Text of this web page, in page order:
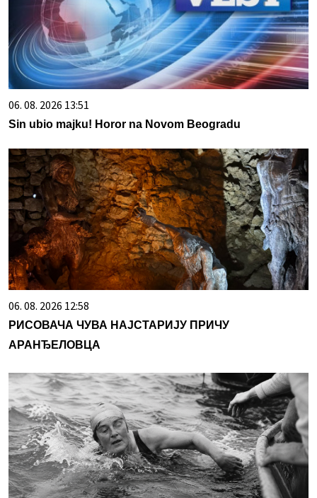
06. 08. 2026 13:51
Sin ubio majku! Horor na Novom Beogradu
06. 08. 2026 12:58
РИСОВАЧА ЧУВА НАЈСТАРИЈУ ПРИЧУ
АРАНЂЕЛОВЦА